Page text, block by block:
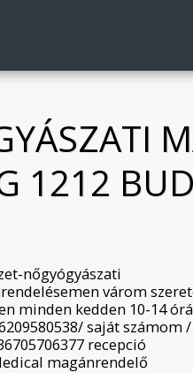
1212
nőgyógyászati
várom
minden kedden 10-14
saját számom /
recepció
magánrendelő